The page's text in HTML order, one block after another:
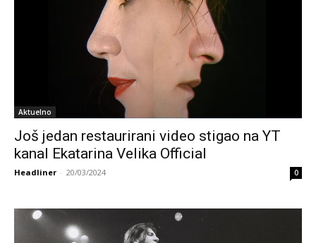
Aktuelno
Još jedan restaurirani video stigao na YT
kanal Ekatarina Velika Official
Headliner - 20/03/2024 0